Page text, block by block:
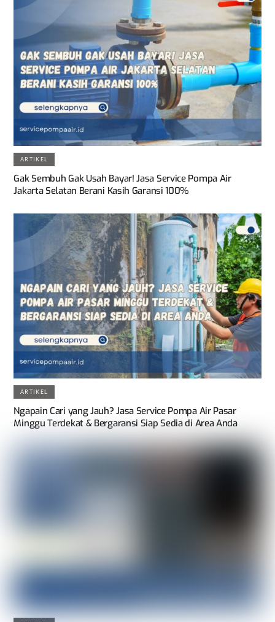
ARTIKEL
Gak Sembuh Gak Usah Bayar! Jasa Service Pompa Air
Jakarta Selatan Berani Kasih Garansi 100%
ARTIKEL
Ngapain Cari yang Jauh? Jasa Service Pompa Air Pasar
Minggu Terdekat & Bergaransi Siap Sedia di Area Anda